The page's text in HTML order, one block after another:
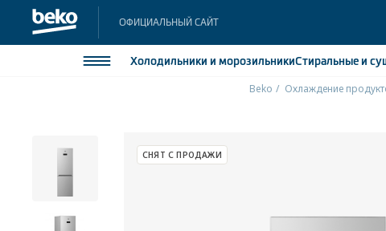
ОФИЦИАЛЬНЫЙ САЙТ
Холодильники и морозильникиСтиральные и
Стиральные и сушильные машины
Посудомоечные машины
Beko Охлаждение
СНЯТ С ПРОДАЖИ